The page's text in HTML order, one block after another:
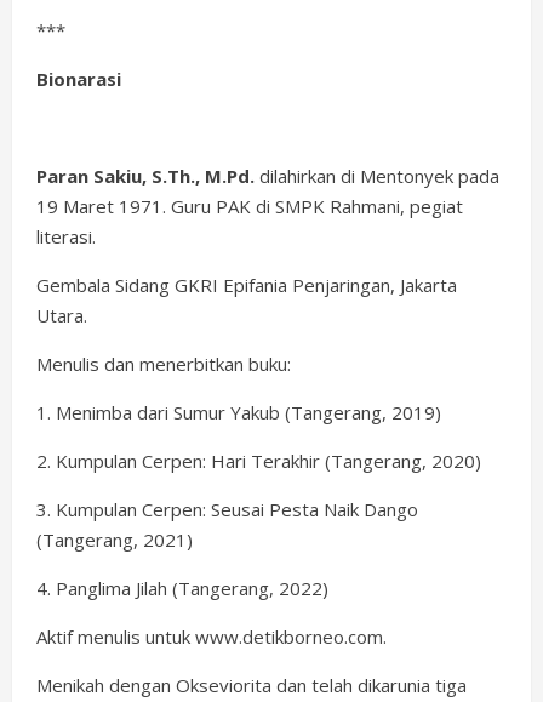
***
Bionarasi
Paran Sakiu, S.Th., M.Pd. dilahirkan di Mentonyek pada
19 Maret 1971. Guru PAK di SMPK Rahmani, pegiat
literasi.
Gembala Sidang GKRI Epifania Penjaringan, Jakarta
Utara.
Menulis dan menerbitkan buku:
1. Menimba dari Sumur Yakub (Tangerang, 2019)
2. Kumpulan Cerpen: Hari Terakhir (Tangerang, 2020)
3. Kumpulan Cerpen: Seusai Pesta Naik Dango
(Tangerang, 2021)
4. Panglima Jilah (Tangerang, 2022)
Aktif menulis untuk www.detikborneo.com.
Menikah dengan Okseviorita dan telah dikarunia tiga